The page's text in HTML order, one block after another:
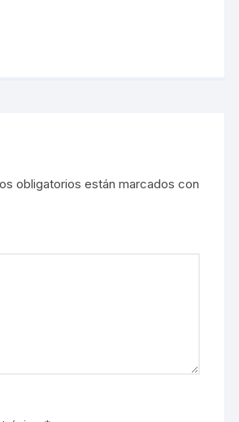
obligatorios están marcados con